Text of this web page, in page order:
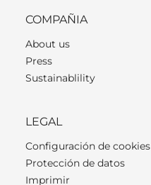
COMPAÑIA
About us
Press
Sustainablility
LEGAL
Configuración de cookies
Protección de datos
Imprimir